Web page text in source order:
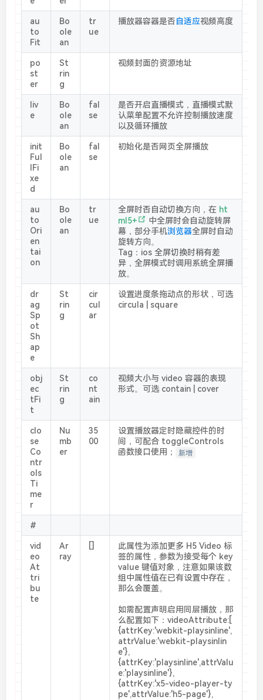
au
to
Fit
Bo
ole
an
tr
ue
播放器容器是否自适应视频高度
po
st
er
St
rin
g
视频封面的资源地址
liv
e
Bo
ole
an
fal
se
是否开启直播模式，直播模式默
认菜单配置不允许控制播放速度
以及循环播放
init
Ful
lFi
xe
d
Bo
ole
an
fal
se
初始化是否网页全屏播放
au
to
Ori
en
tai
on
Bo
ole
an
tr
ue
全屏时否自动切换方向，在 ht
ml5+
(
o
p
e
n
n
e
w
w
)
中全屏时会自动旋转屏
幕，部分手机浏览器全屏时自动
旋转方向。
Tag：ios 全屏切换时稍有差
异，全屏模式时调用系统全屏播
放。
dr
ag
Sp
ot
Sh
ap
e
St
rin
g
cir
cul
ar
设置进度条拖动点的形状，可选
circula | square
obj
ec
tFi
t
St
rin
g
co
nt
ain
视频大小与 video 容器的表现
形式。可选 contain | cover
clo
se
Co
ntr
ols
Ti
me
r
Nu
mb
er
35
00
设置播放器定时隐藏控件的时
间，可配合 toggleControls
函数接口使用；
新增
#
vid
eo
At
tri
bu
te
Ar
ray
此属性为添加更多 H5 Video 标
签的属性，参数为接受每个 key
value 键值对象，注意如果该数
组中属性值在已有设置中存在，
那么会覆盖。
如需配置声明启用同层播放，那
么配置如下：videoAttribute:[
{attrKey:'webkit-playsinline',
attrValue:'webkit-playsinlin
e'},
{attrKey:'playsinline',attrValu
e:'playsinline'},
{attrKey:'x5-video-player-ty
pe',attrValue:'h5-page'},